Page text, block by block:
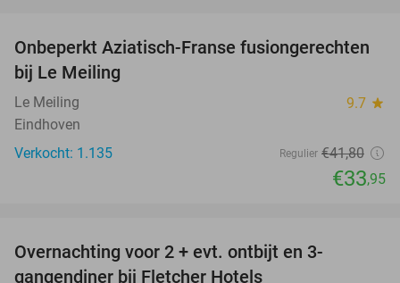
19%
Onbeperkt Aziatisch-Franse fusiongerechten
bij Le Meiling
Le Meiling 9.7 star
Eindhoven
Verkocht: 1.135
Regulier €41,80
€33,95
Overnachting voor 2 + evt. ontbijt en 3-
gangendiner bij Fletcher Hotels